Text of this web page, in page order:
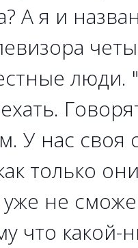
А я и
люди.
У нас своя
только
не
что